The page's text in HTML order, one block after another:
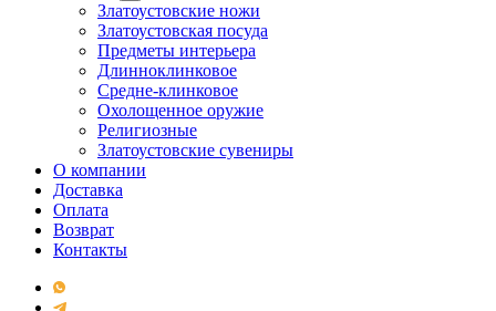
Златоустовские ножи
Златоустовская посуда
Предметы интерьера
Длинноклинковое
Средне-клинковое
Охолощенное оружие
Религиозные
Златоустовские сувениры
О компании
Доставка
Оплата
Возврат
Контакты